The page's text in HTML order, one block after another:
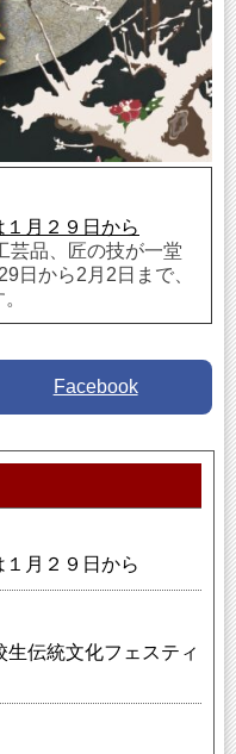
１月２９日から
芸品、匠の技が一堂
日から2月2日まで、
。
Facebook
１月２９日から
生伝統文化フェスティ